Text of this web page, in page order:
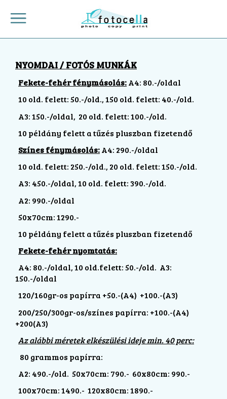
NYOMDAI / FOTÓS MUNKÁK
Fekete-fehér fénymásolás:A4: 80.-/oldal
10 old. felett: 50.-/old., 150 old. felett: 40.-/old.
A3: 150.-/oldal, 20 old. felett: 100.-/old.
10 példány felett a tűzés pluszban fizetendő
Színes fénymásolás:A4: 290.-/oldal
10 old. felett: 250.-/old., 20 old. felett: 150.-/old.
A3: 450.-/oldal, 10 old. felett: 390.-/old.
A2: 990.-/oldal
50x70cm: 1290.-
10 példány felett a tűzés pluszban fizetendő
Fekete-fehér nyomtatás:
A4: 80.-/oldal, 10 old.felett: 50.-/old. A3:
150.-/oldal
120/160gr-os papírra +50.-(A4) +100.-(A3)
200/250/300gr-os/színes papírra: +100.-(A4)
+200(A3)
Az alábbi méretek elkészülési ideje min. 40 perc:
80 grammos papírra:
A2: 490.-/old. 50x70cm: 790.- 60x80cm: 990.-
100x70cm: 1490.- 120x80cm: 1890.-